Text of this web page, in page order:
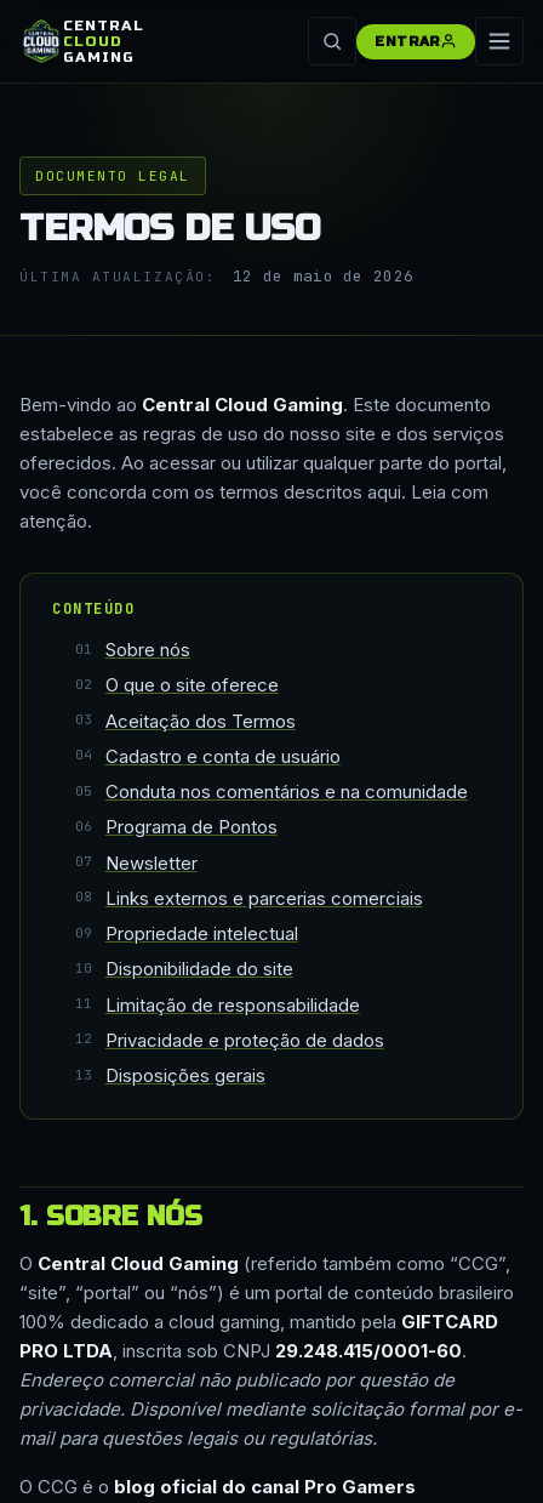
CENTRAL
CLOUD
GAMING
ENTRAR
DOCUMENTO LEGAL
TERMOS DE USO
ÚLTIMA ATUALIZAÇÃO: 12 de maio de 2026
Bem-vindo ao Central Cloud Gaming. Este documento
estabelece as regras de uso do nosso site e dos serviços
oferecidos. Ao acessar ou utilizar qualquer parte do portal,
você concorda com os termos descritos aqui. Leia com
atenção.
CONTEÚDO
Sobre nós
O que o site oferece
Aceitação dos Termos
Cadastro e conta de usuário
Conduta nos comentários e na comunidade
Programa de Pontos
Newsletter
Links externos e parcerias comerciais
Propriedade intelectual
Disponibilidade do site
Limitação de responsabilidade
Privacidade e proteção de dados
Disposições gerais
1. SOBRE NÓS
O Central Cloud Gaming (referido também como “CCG”,
“site”, “portal” ou “nós”) é um portal de conteúdo brasileiro
100% dedicado a cloud gaming, mantido pela GIFTCARD
PRO LTDA , inscrita sob CNPJ 29.248.415/0001-60.
Endereço comercial não publicado por questão de
privacidade. Disponível mediante solicitação formal por e-
mail para questões legais ou regulatórias.
O CCG é o blog oficial do canal Pro Gamers